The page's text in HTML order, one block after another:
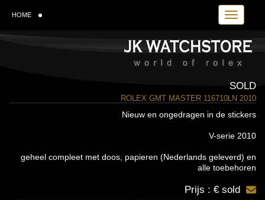
Toggle
HOME
SOLD
ROLEX GMT MASTER 116710LN 2010
Nieuw en ongedragen in de stickers
V-serie 2010
geheel compleet met doos, papieren (Nederlands geleverd) en
alle toebehoren
Prijs : € sold